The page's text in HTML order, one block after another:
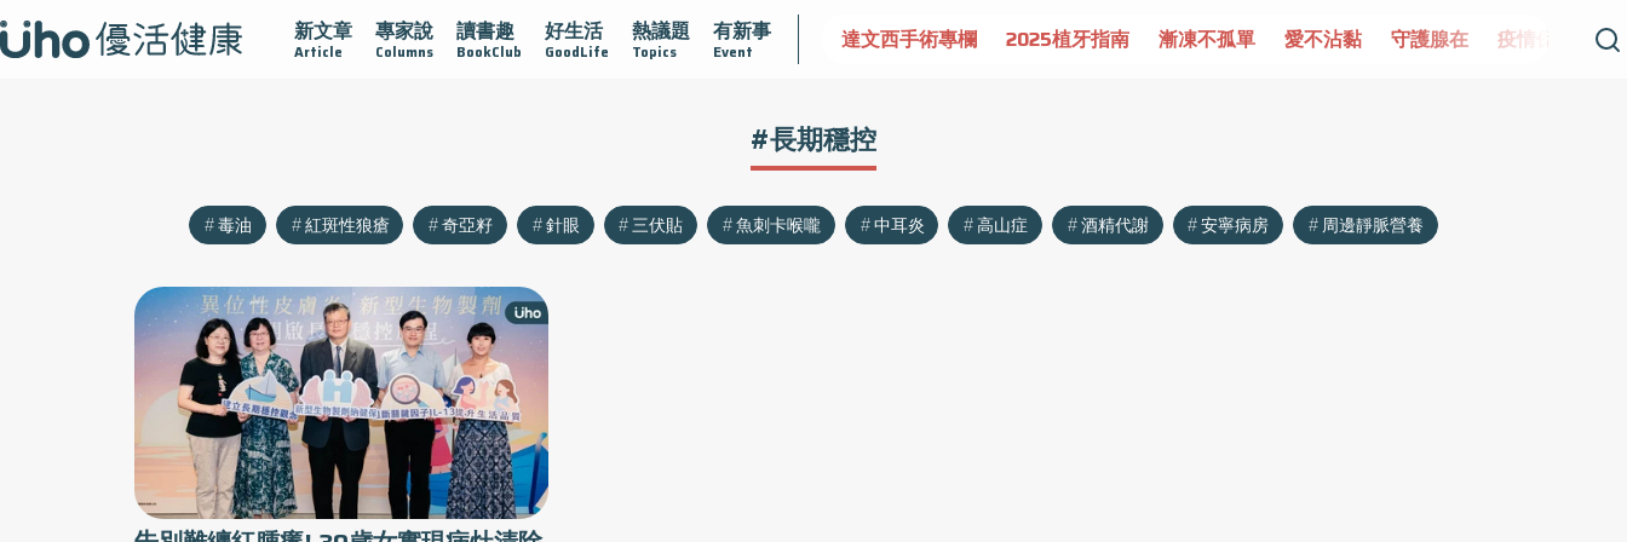
新文章
Article
專家說
Columns
讀書趣
BookClub
好生活
GoodLife
熱議題
Topics
有新事
Event
黏 守護腺在 疫情保衛戰 再生醫學 愛的未來視 認識攝護腺肥大 守護骨骼健康 達文西手術專欄 2025植牙指南 漸凍不孤單 愛不沾黏 守護腺在 疫情保衛戰
#長期穩控
毒油 紅斑性狼瘡 奇亞籽 針眼 三伏貼 魚刺卡喉嚨 中耳炎 高山症 酒精代謝 安寧病房 周邊靜脈營養